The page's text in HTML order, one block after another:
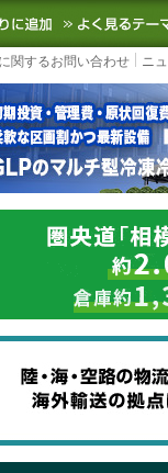
物流ニュースをお
お気に入りに
関するお問い合わせ ニ